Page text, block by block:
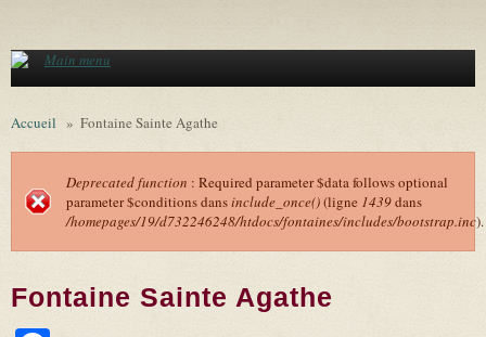
Main menu
Accueil » Fontaine Sainte Agathe
Message d'erreur
Deprecated function : Required parameter $data follows optional
parameter $conditions dansinclude_once()(ligne 1439dans
/homepages/19/d732246248/htdocs/fontaines/includes/bootstrap.inc).
Fontaine Sainte Agathe